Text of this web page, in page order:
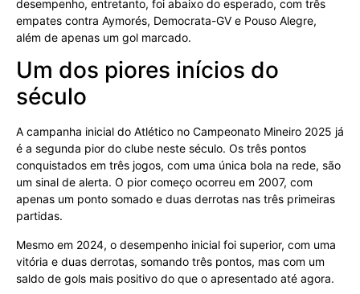
desempenho, entretanto, foi abaixo do esperado, com três
empates contra Aymorés, Democrata-GV e Pouso Alegre,
além de apenas um gol marcado.
Um dos piores inícios do
século
A campanha inicial do Atlético no Campeonato Mineiro 2025 já
é a segunda pior do clube neste século. Os três pontos
conquistados em três jogos, com uma única bola na rede, são
um sinal de alerta. O pior começo ocorreu em 2007, com
apenas um ponto somado e duas derrotas nas três primeiras
partidas.
Mesmo em 2024, o desempenho inicial foi superior, com uma
vitória e duas derrotas, somando três pontos, mas com um
saldo de gols mais positivo do que o apresentado até agora.